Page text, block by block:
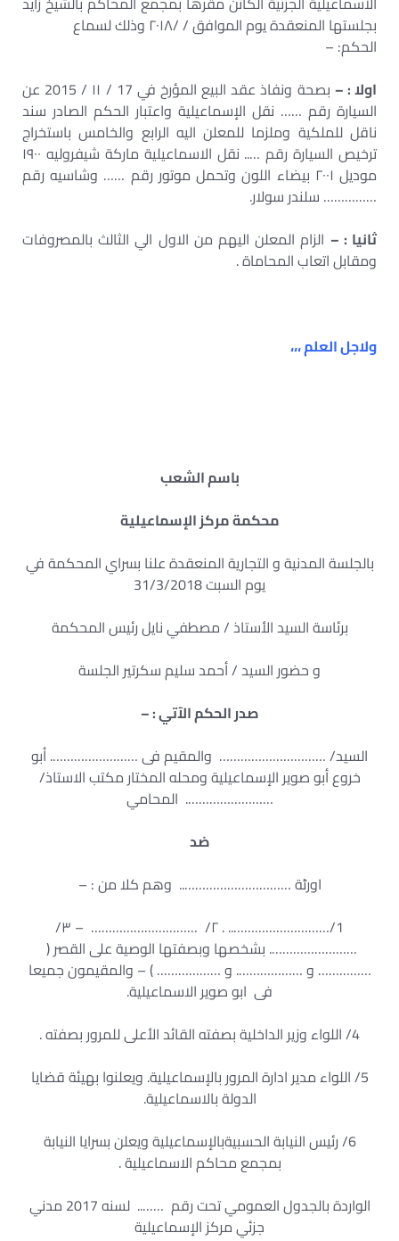
بجلستها المنعقدة يوم الموافق / /۲۰۱۸ وذلك لسماع
الحكم: –
اولا : –
بصحة ونفاذ عقد البيع المؤرخ في 17 / ۱۱ / 2015 عن
السيارة رقم …… نقل الإسماعيلية واعتبار الحكم الصادر سند
ناقل للملكية وملزما للمعلن اليه الرابع والخامس باستخراج
ترخيص السيارة رقم ….. نقل الاسماعيلية ماركة شيفروليه ۱۹۰۰
موديل ۲۰۰۱ بيضاء اللون وتحمل موتور رقم …… وشاسيه رقم
…………… سلندر سولار.
ثانيا : – الزام المعلن اليهم من الاول الي الثالث بالمصروفات
ومقابل اتعاب المحاماة .
ولاجل العلم ،،،
باسم الشعب
محكمة مركز الإسماعيلية
بالجلسة المدنية و التجارية المنعقدة علنا بسراي المحكمة في
يوم السبت 31/3/2018
برئاسة السيد الأستاذ / مصطفي نايل رئيس المحكمة
و حضور السيد / أحمد سليم سكرتير الجلسة
صدر الحكم الآتي : –
السيد/ ………………………… والمقيم فى ……………………. أبو
خروع أبو صوير الإسماعيلية ومحله المختار مکتب الاستاذ/
……………………. المحامي
ضد
اورٹة ………………………….. وهم كلا من : –
1/……………………….. . ۲/ ………………………… – ۳/
……………………. بشخصها وبصفتها الوصية على القصر (
…………… و ………………. و ……………… ) – والمقيمون جميعا
فى ابو صوير الاسماعيلية.
4/ اللواء وزير الداخلية بصفته القائد الأعلى للمرور بصفته .
5/ اللواء مدير ادارة المرور بالإسماعيلية. ويعلنوا بهيئة قضايا
الدولة بالاسماعيلية.
6/ رئيس النيابة الحسبيةبالإسماعيلية ويعلن بسرايا النيابة
بمجمع محاكم الاسماعيلية .
الواردة بالجدول العمومي تحت رقم …….. لسنه 2017 مدني
جزئي مركز الإسماعيلية